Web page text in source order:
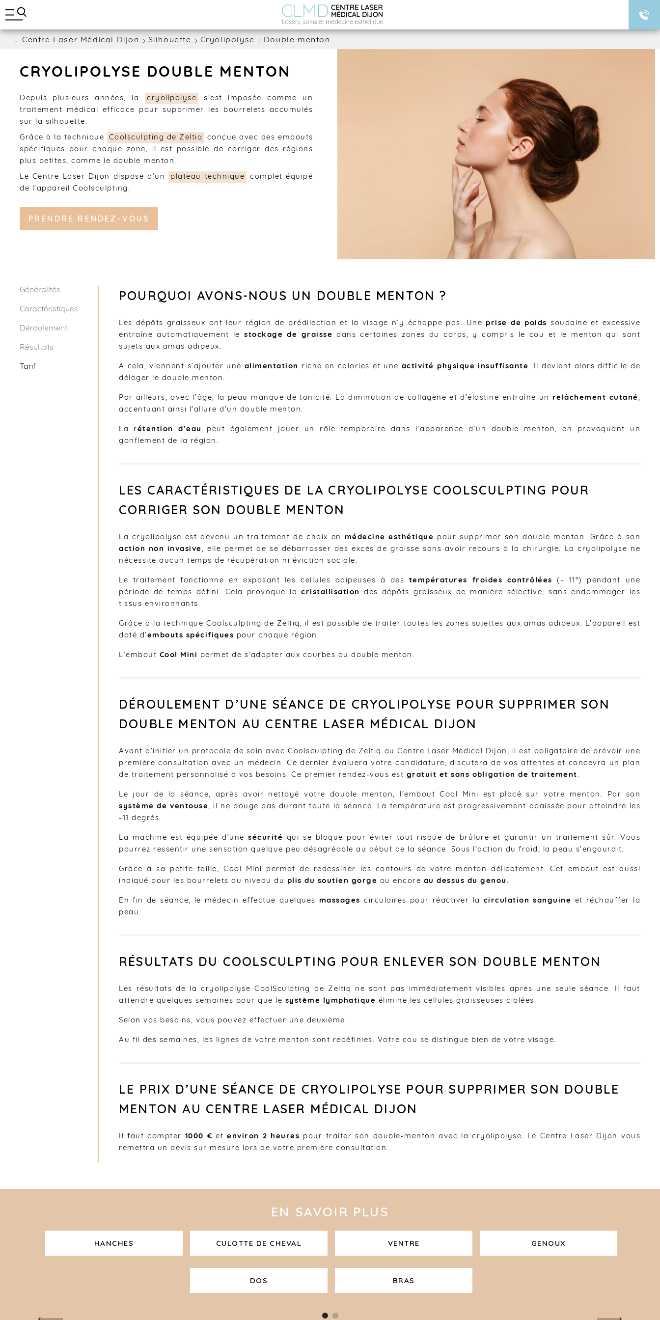
e
BLOG
Centre Laser Médical Dijon Silhouette Cryolipolyse Double menton
CRYOLIPOLYSE DOUBLE MENTON
Depuis plusieurs années, la cryolipolyse
s’est imposée comme un
traitement médical efficace pour supprimer les bourrelets accumulés
sur la silhouette.
Grâce à la technique Coolsculpting de Zeltiq
conçue avec des embouts
spécifiques pour chaque zone, il est possible de corriger des régions
plus petites, comme le double menton.
Le Centre Laser Dijon dispose d’un plateau technique
complet équipé
de l’appareil Coolsculpting.
PRENDRE RENDEZ-VOUS
Généralités
Caractéristiques
Déroulement
Résultats
Tarif
POURQUOI AVONS-NOUS UN DOUBLE MENTON ?
Les dépôts graisseux ont leur région de prédilection et la visage n’y échappe pas. Une prise de poids soudaine et excessive
entraîne automatiquement lestockage de graisse dans certaines zones du corps, y compris le cou et le menton qui sont
sujets aux amas adipeux.
A cela, viennent s’ajouter une alimentation riche en calories et une activité physique insuffisante. Il devient alors difficile de
déloger le double menton.
Par ailleurs, avec l’âge, la peau manque de tonicité. La diminution de collagène et d’élastine entraîne un relâchement cutané,
accentuant ainsi l’allure d’un double menton.
La rétention d’eau peut également jouer un rôle temporaire dans l’apparence d’un double menton, en provoquant un
gonflement de la région.
LES CARACTÉRISTIQUES DE LA CRYOLIPOLYSE COOLSCULPTING POUR
CORRIGER SON DOUBLE MENTON
La cryolipolyse est devenu un traitement de choix en médecine esthétique pour supprimer son double menton. Grâce à son
action non invasive, elle permet de se débarrasser des excès de graisse sans avoir recours à la chirurgie. La cryolipolyse ne
nécessite aucun temps de récupération ni éviction sociale.
Le traitement fonctionne en exposant les cellules adipeuses à des températures froides contrôlées
(- 11°) pendant une
période de temps défini. Cela provoque lacristallisation
des dépôts graisseux de manière sélective, sans endommager les
tissus environnants.
Grâce à la technique Coolsculpting de Zeltiq, il est possible de traiter toutes les zones sujettes aux amas adipeux. L’appareil est
doté d’ embouts spécifiques pour chaque région.
L’embout Cool Mini permet de s’adapter aux courbes du double menton.
DÉROULEMENT D’UNE SÉANCE DE CRYOLIPOLYSE POUR SUPPRIMER SON
DOUBLE MENTON AU CENTRE LASER MÉDICAL DIJON
Avant d’initier un protocole de soin avec Coolsculpting de Zeltiq au Centre Laser Médical Dijon, il est obligatoire de prévoir une
première consultation avec un médecin. Ce dernier évaluera votre candidature, discutera de vos attentes et concevra un plan
de traitement personnalisé à vos besoins. Ce premier rendez-vous est gratuit et sans obligation de traitement.
Le jour de la séance, après avoir nettoyé votre double menton, l’embout Cool Mini est placé sur votre menton. Par son
système de ventouse, il ne bouge pas durant toute la séance. La température est progressivement abaissée pour atteindre les
-11 degrés.
La machine est équipée d’unesécurité qui se bloque pour éviter tout risque de brûlure et garantir un traitement sûr. Vous
pourrez ressentir une sensation quelque peu désagréable au début de la séance. Sous l’action du froid, la peau s’engourdit.
Grâce à sa petite taille, Cool Mini permet de redessiner les contours de votre menton délicatement. Cet embout est aussi
indiqué pour les bourrelets au niveau du plis du soutien gorge ou encore au dessus du genou .
En fin de séance, le médecin effectue quelques massages circulaires pour réactiver la circulation sanguine et réchauffer la
peau.
RÉSULTATS DU COOLSCULPTING POUR ENLEVER SON DOUBLE MENTON
Les résultats de la cryolipolyse CoolSculpting de Zeltiq ne sont pas immédiatement visibles après une seule séance. Il faut
attendre quelques semaines pour que le système lymphatique élimine les cellules graisseuses ciblées.
Selon vos besoins, vous pouvez effectuer une deuxième.
Au fil des semaines, les lignes de votre menton sont redéfinies. Votre cou se distingue bien de votre visage.
LE PRIX D’UNE SÉANCE DE CRYOLIPOLYSE POUR SUPPRIMER SON DOUBLE
MENTON AU CENTRE LASER MÉDICAL DIJON
Il faut compter 1000 € etenviron 2 heures pour traiter son double-menton avec la cryolipolyse. Le Centre Laser Dijon vous
remettra un devis sur mesure lors de votre première consultation.
EN SAVOIR PLUS
HANCHES CULOTTE DE CHEVAL VENTRE GENOUX
DOS BRAS